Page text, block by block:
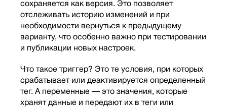
сохраняется как версия. Это позволяет
отслеживать историю изменений и при
необходимости вернуться к предыдущему
варианту, что особенно важно при тестировании
и публикации новых настроек.
Что такое триггер? Это те условия, при которых
срабатывает или деактивируется определенный
тег. А переменные — это значения, которые
хранят данные и передают их в теги или